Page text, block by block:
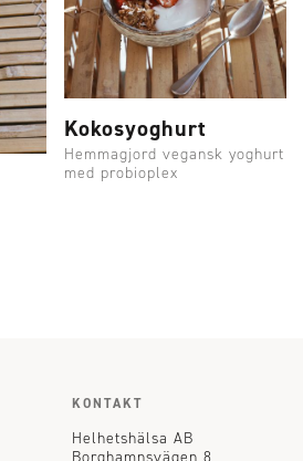
Kokosyoghurt
Hemmagjord vegansk yoghurt
med probioplex
KONTAKT
Helhetshälsa AB